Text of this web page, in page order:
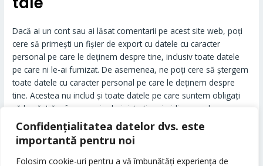
Confidențialitatea datelor dvs. este
importantă pentru noi
Folosim cookie-uri pentru a vă îmbunătăți experiența de
Dacă ai un cont sau ai lăsat comentarii pe acest site web, poți
cere să primești un fișier de export cu datele cu caracter
personal pe care le deținem despre tine, inclusiv toate datele
pe care ni le-ai furnizat. De asemenea, ne poți cere să ștergem
toate datele cu caracter personal pe care le deținem despre
tine. Acestea nu includ și toate datele pe care suntem obligați
să le păstrăm în scopuri administrative, juridice sau de
securitate.
Unde sunt trimise datele tale